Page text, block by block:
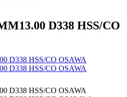
D338 HSS/CO